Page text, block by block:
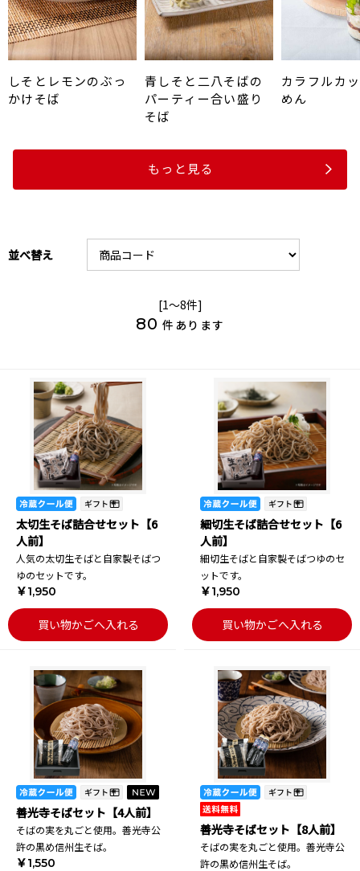
しそとレモンのぶっ
かけそば
青しそと二八そばの
パーティー合い盛り
そば
カラフルカ
めん
もっと見る
並べ替え
[1～8件]
80 件あります
太切生そば詰合せセット【6
人前】
人気の太切生そばと自家製そばつ
ゆのセットです。
￥1,950
買い物かごへ入れる
細切生そば詰合せセット【6
人前】
細切生そばと自家製そばつゆのセ
ットです。
￥1,950
買い物かごへ入れる
善光寺そばセット【4人前】
そばの実を丸ごと使用。善光寺公
許の黒め信州生そば。
￥1,550
善光寺そばセット【8人前】
そばの実を丸ごと使用。善光寺公
許の黒め信州生そば。